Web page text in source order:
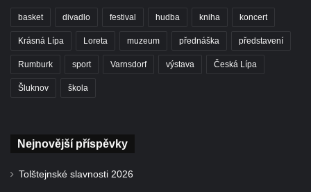
basket divadlo festival hudba kniha koncert
Krásná Lípa Loreta muzeum přednáška představení
Rumburk sport Varnsdorf výstava Česká Lípa
Šluknov škola
Nejnovější příspěvky
Tolštejnské slavnosti 2026